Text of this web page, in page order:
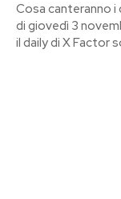
Cosa canteranno
di giovedì 3
il daily di X Factor